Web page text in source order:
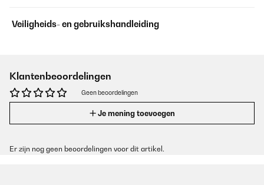
Veiligheids- en gebruikshandleiding
Klantenbeoordelingen
Geen beoordelingen
Je mening toevoegen
Er zijn nog geen beoordelingen voor dit artikel.